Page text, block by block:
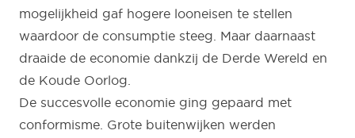
mogelijkheid gaf hogere looneisen te stellen
waardoor de consumptie steeg. Maar daarnaast
draaide de economie dankzij de Derde Wereld en
de Koude Oorlog.
De succesvolle economie ging gepaard met
conformisme. Grote buitenwijken werden